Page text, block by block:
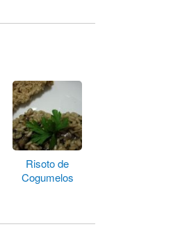
Risoto de
Cogumelos